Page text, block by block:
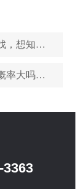
看着这里
位考察分析
3363